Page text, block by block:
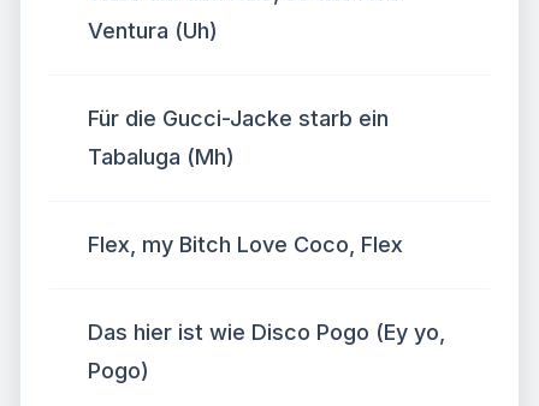
Ventura (Uh)
Für die Gucci-Jacke starb ein
Tabaluga (Mh)
Flex, my Bitch Love Coco, Flex
Das hier ist wie Disco Pogo (Ey yo,
Pogo)